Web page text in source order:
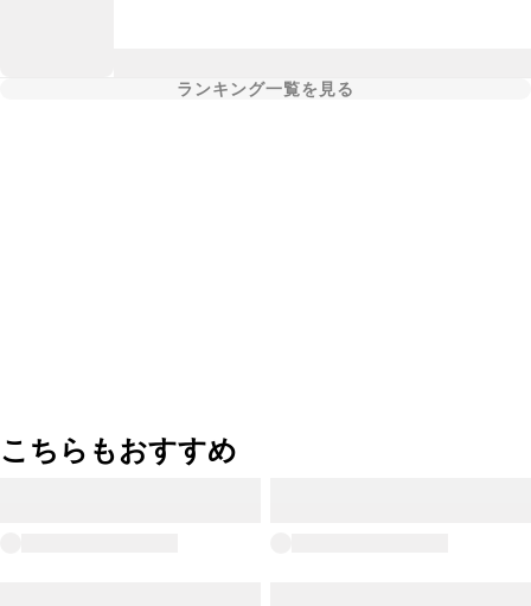
ランキング一覧を見る
こちらもおすすめ